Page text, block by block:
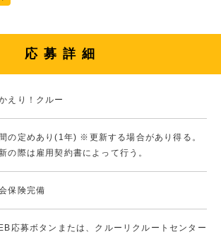
応募詳細
えり！クルー
の定めあり(1年) ※更新する場合があり得る。
の際は雇用契約書によって行う。
保険完備
応募ボタンまたは、クルーリクルートセンター